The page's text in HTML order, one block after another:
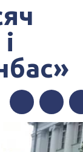
FacebookTwitter